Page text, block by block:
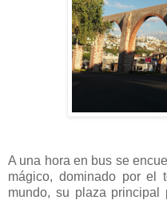
A una hora en bus se
mágico, dominado por el
mundo, su plaza